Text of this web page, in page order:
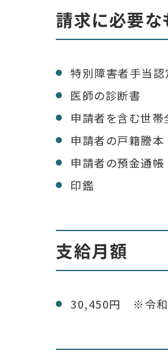
請求に必要な
特別障害者手当
医師の診断書
申請者を含む世
申請者の戸籍謄本
申請者の預金通帳
印鑑
支給月額
30,450円 ※令和